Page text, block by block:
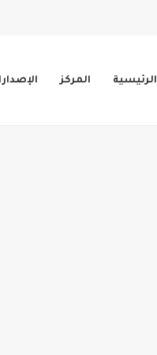
الرئيسية المركز